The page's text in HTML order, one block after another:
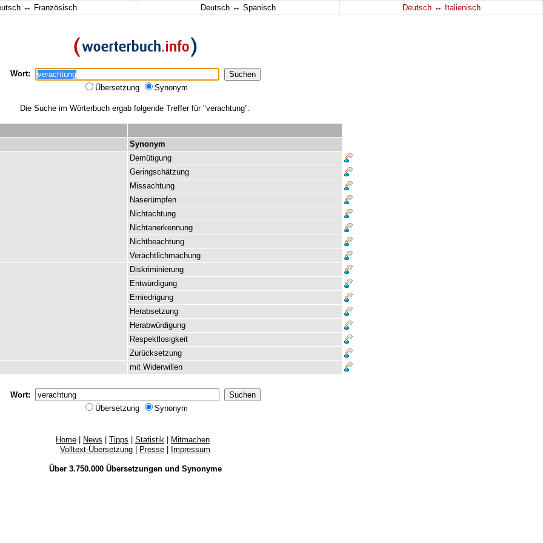
↔ Französisch Deutsch ↔ Spanisch Deutsch ↔ Italienisch
Wort:
Übersetzung
Synonym
Die Suche im Wörterbuch ergab folgende Treffer für "verachtung":
Synonym
Demütigung
Geringschätzung
Missachtung
Naserümpfen
Nichtachtung
Nichtanerkennung
Nichtbeachtung
Verächtlichmachung
Diskriminierung
Entwürdigung
Erniedrigung
Herabsetzung
Herabwürdigung
Respektlosigkeit
Zurücksetzung
mit Widerwillen
Wort:
Übersetzung
Synonym
Home News Tipps Statistik
Mitmachen
Volltext-Übersetzung
Presse Impressum
Über 3.750.000 Übersetzungenund Synonyme